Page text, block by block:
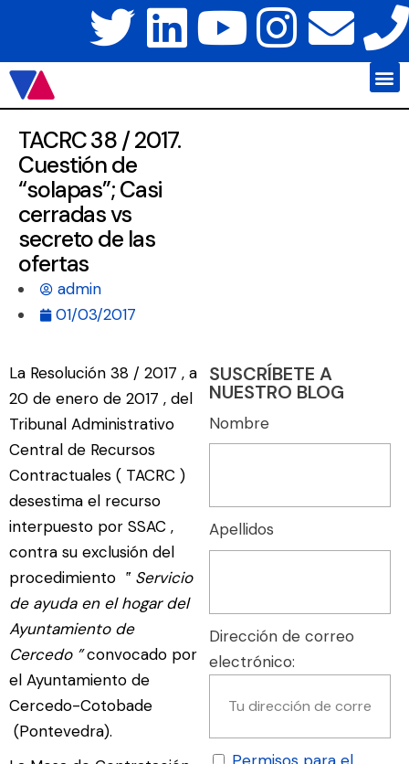
TACRC 38 / 2017.
Cuestión de
“solapas”; Casi
cerradas vs
secreto de las
ofertas
admin
01/03/2017
La Resolución 38 / 2017 , a
20 de enero de 2017 , del
Tribunal Administrativo
Central de Recursos
Contractuales ( TACRC )
desestima el recurso
interpuesto por SSAC ,
contra su exclusión del
procedimiento ‟ Servicio
de ayuda en el hogar del
Ayuntamiento de
Cercedo ”convocado por
el Ayuntamiento de
Cercedo-Cotobade
(Pontevedra).
SUSCRÍBETE A
NUESTRO BLOG
Nombre
Apellidos
Dirección de correo
electrónico:
Permisos para el